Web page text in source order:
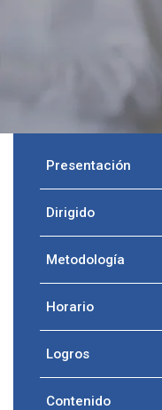
Presentación
Dirigido
Metodología
Horario
Logros
Contenido